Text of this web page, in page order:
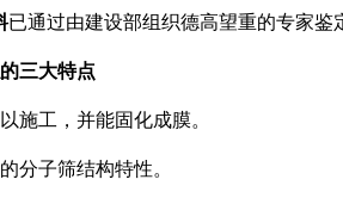
已通过由建设部组织德高望重的专家鉴
三大特点
施工，并能固化成膜。
分子筛结构特性。